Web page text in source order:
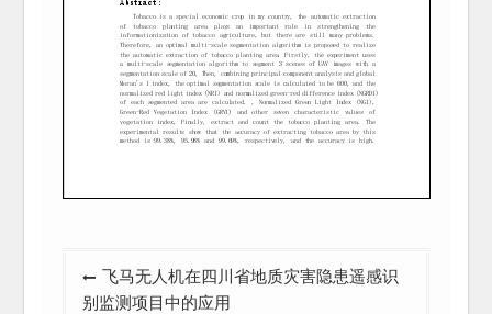
章
飞马无人机在四川省地质灾害隐患遥感识
别监测项目中的应用